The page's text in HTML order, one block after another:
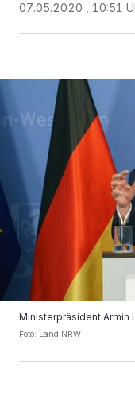
07.05.2020 , 10:51
Ministerpräsident Armin
Foto: Land NRW